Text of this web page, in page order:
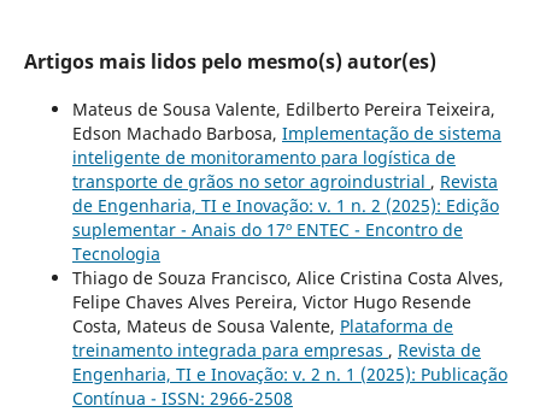
Artigos mais lidos pelo mesmo(s) autor(es)
Mateus de Sousa Valente, Edilberto Pereira Teixeira,
Edson Machado Barbosa, Implementação de sistema
inteligente de monitoramento para logística de
transporte de grãos no setor agroindustrial , Revista
de Engenharia, TI e Inovação: v. 1 n. 2 (2025): Edição
suplementar - Anais do 17º ENTEC - Encontro de
Tecnologia
Thiago de Souza Francisco, Alice Cristina Costa Alves,
Felipe Chaves Alves Pereira, Victor Hugo Resende
Costa, Mateus de Sousa Valente, Plataforma de
treinamento integrada para empresas , Revista de
Engenharia, TI e Inovação: v. 2 n. 1 (2025): Publicação
Contínua - ISSN: 2966-2508